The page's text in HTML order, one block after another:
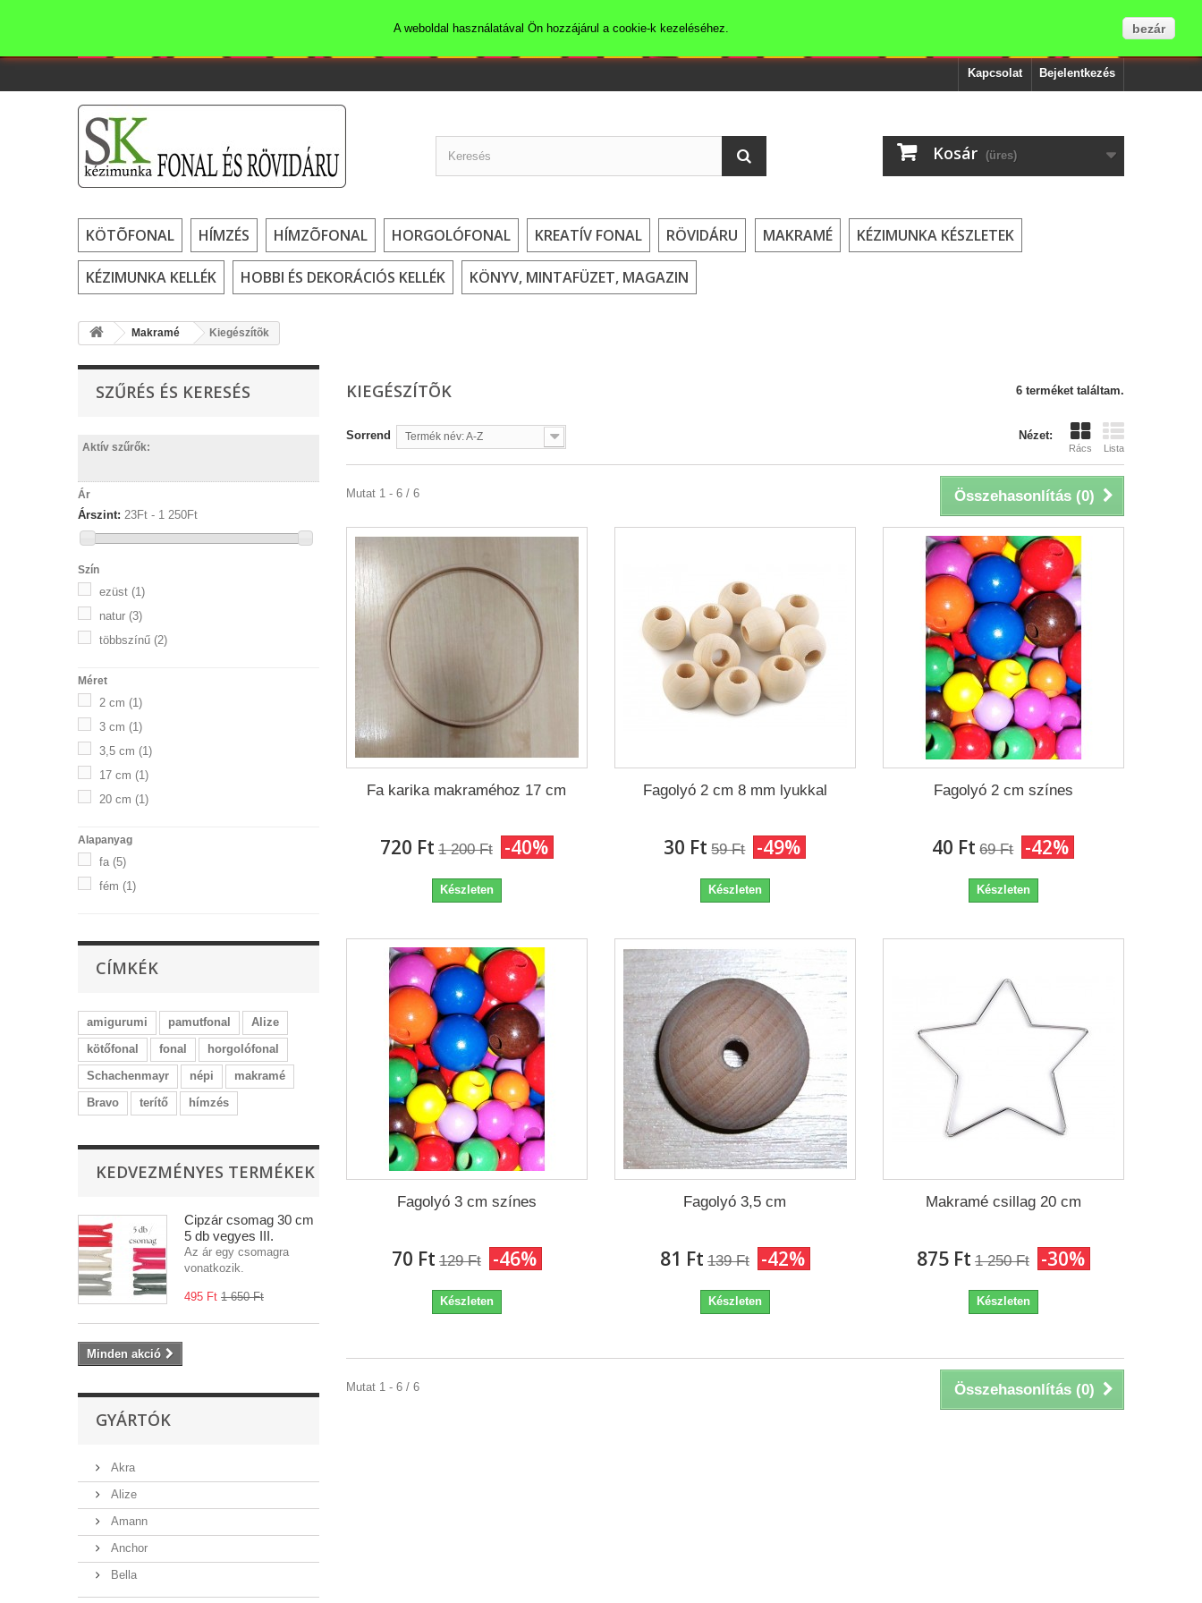
Bejelentkezés
Kapcsolat
Kosár (üres)
KÖTÕFONAL HÍMZÉS HÍMZÕFONAL HORGOLÓFONAL KREATÍV FONAL RÖVIDÁRU MAKRAMÉ KÉZIMUNKA KÉSZLETEK
KÉZIMUNKA KELLÉK HOBBI ÉS DEKORÁCIÓS KELLÉK KÖNYV, MINTAFÜZET, MAGAZIN
Makramé Kiegészítõk
SZŰRÉS ÉS KERESÉS
Aktív szűrők:
Ár
Árszint: 23Ft‎ - 1 250Ft‎
Szín
ezüst (1)
natur (3)
többszínű (2)
Méret
2 cm (1)
3 cm (1)
3,5 cm (1)
17 cm (1)
20 cm (1)
Alapanyag
fa (5)
fém (1)
CÍMKÉK
amigurumi pamutfonal
Alize
kötőfonal
fonal
horgolófonal
Schachenmayr
népi
makramé
Bravo
terítő hímzés
KEDVEZMÉNYES TERMÉKEK
Cipzár csomag 30 cm
5 db vegyes III.
Az ár egy csomagra
vonatkozik.
495 Ft‎ 1 650 Ft‎
Minden akció
GYÁRTÓK
Akra
Alize
Amann
Anchor
Bella
KIEGÉSZÍTÕK 6 terméket találtam.
Nézet:
Rács Lista
Sorrend Termék név: A-Z
Összehasonlítás (0)
Mutat 1 - 6 / 6
Fa karika makraméhoz 17 cm
720 Ft‎ 1 200 Ft‎ -40%
Készleten
Fagolyó 2 cm 8 mm lyukkal
30 Ft‎ 59 Ft‎ -49%
Készleten
Fagolyó 2 cm színes
40 Ft‎ 69 Ft‎ -42%
Készleten
Fagolyó 3 cm színes
70 Ft‎ 129 Ft‎ -46%
Készleten
Fagolyó 3,5 cm
81 Ft‎ 139 Ft‎ -42%
Készleten
Makramé csillag 20 cm
875 Ft‎ 1 250 Ft‎ -30%
Készleten
Összehasonlítás (0)
Mutat 1 - 6 / 6
A weboldal használatával Ön hozzájárul a cookie-k kezeléséhez. bezár